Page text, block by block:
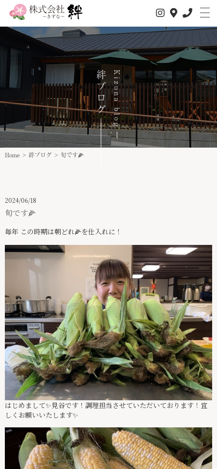
事業所情報
介護サービス
スタッフ紹介
スタッフインタビュー
求人情報
絆ブログ
お問い合わせ
パンフレット
029-875-6247
Kizuna blog
絆ブログ
Home > 絆ブログ > 旬です🌽
2024/06/18
旬です🌽
毎年 この時期は朝どれ🌽を仕入れに！
はじめまして✨見谷です！調理担当させていただいております！宜
しくお願いいたします✨️